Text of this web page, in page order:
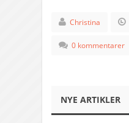
Christina
0 kommentarer
NYE ARTIKLER